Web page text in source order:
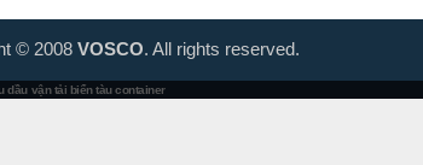
© 2008 VOSCO. All rights reserved.
dầu vận tải biển tàu container